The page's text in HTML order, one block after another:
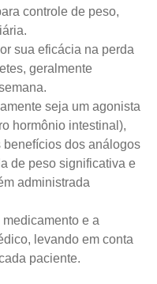
controle de peso,
sua eficácia na perda
geralmente
seja um agonista
hormônio intestinal),
dos análogos
de peso significativa e
administrada
e a
levando em conta
paciente.